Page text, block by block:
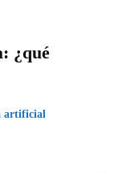
¿qué
artificial